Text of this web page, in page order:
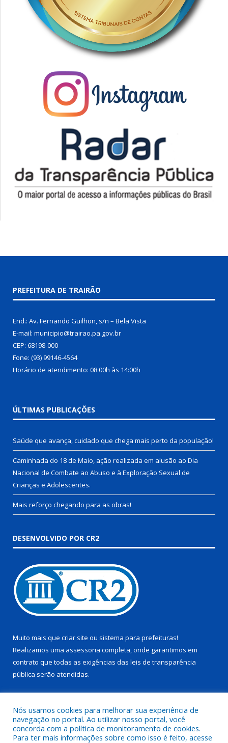
PREFEITURA DE TRAIRÃO
End.: Av. Fernando Guilhon, s/n – Bela Vista
E-mail: municipio@trairao.pa.gov.br
CEP: 68198-000
Fone: (93) 99146-4564
Horário de atendimento: 08:00h às 14:00h
ÚLTIMAS PUBLICAÇÕES
Saúde que avança, cuidado que chega mais perto da população!
Caminhada do 18 de Maio, ação realizada em alusão ao Dia
Nacional de Combate ao Abuso e à Exploração Sexual de
Crianças e Adolescentes.
Mais reforço chegando para as obras!
DESENVOLVIDO POR CR2
Muito mais que criar site ou sistema para prefeituras!
Realizamos uma assessoria completa, onde garantimos em
contrato que todas as exigências das leis de transparência
pública serão atendidas.
Nós usamos cookies para melhorar sua experiência de
navegação no portal. Ao utilizar nosso portal, você
concorda com a política de monitoramento de cookies.
Para ter mais informações sobre como isso é feito, acesse